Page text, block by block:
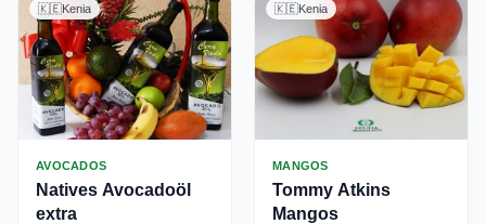
🇰🇪Kenia
AVOCADOS
Natives Avocadoöl
extra
🇰🇪Kenia
MANGOS
Tommy Atkins
Mangos